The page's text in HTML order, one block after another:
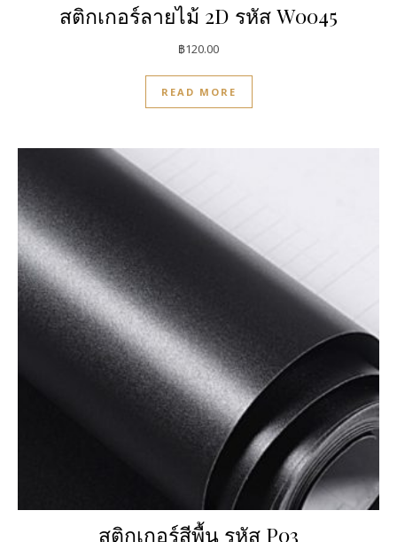
สติกเกอร์ลายไม้ 2D รหัส W0045
฿120.00
READ MORE
สติกเกอร์สีพื้น รหัส P03